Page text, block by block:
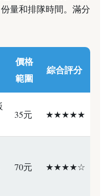
量和排隊時間。滿分
價格
範圍
綜合評分
35元 ★★★★★
70元 ★★★★☆